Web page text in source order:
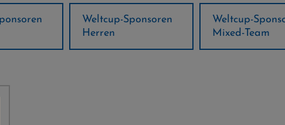
Weltcup-Sponsoren
Mixed-Team
Regions-